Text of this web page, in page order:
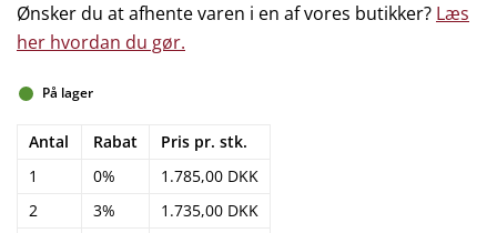
Ønsker du at afhente varen i en af vores butikker? Læs
her hvordan du gør.
På lager
Antal Rabat
Pris pr. stk.
1
0%
1.785,00 DKK
2
3%
1.735,00 DKK